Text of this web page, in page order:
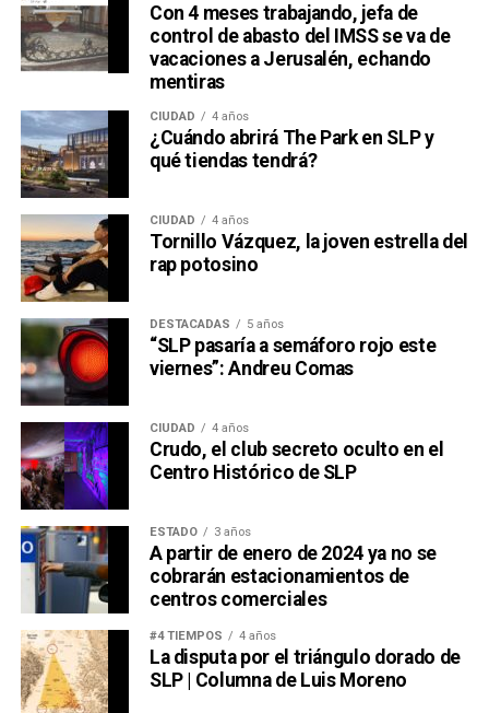
Con 4 meses trabajando, jefa de
control de abasto del IMSS se va de
vacaciones a Jerusalén, echando
mentiras
CIUDAD 4 años
¿Cuándo abrirá The Park en SLP y
qué tiendas tendrá?
CIUDAD 4 años
Tornillo Vázquez, la joven estrella del
rap potosino
DESTACADAS 5 años
“SLP pasaría a semáforo rojo este
viernes”: Andreu Comas
CIUDAD 4 años
Crudo, el club secreto oculto en el
Centro Histórico de SLP
ESTADO 3 años
A partir de enero de 2024 ya no se
cobrarán estacionamientos de
centros comerciales
#4 TIEMPOS 4 años
La disputa por el triángulo dorado de
SLP | Columna de Luis Moreno